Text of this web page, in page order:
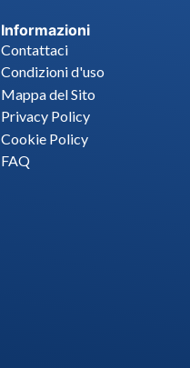
Informazioni
Contattaci
Condizioni d'uso
Mappa del Sito
Privacy Policy
Cookie Policy
FAQ